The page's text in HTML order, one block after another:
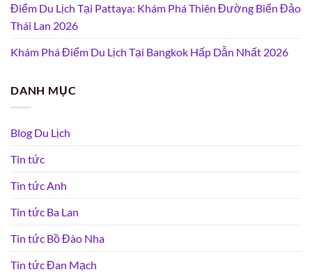
Điểm Du Lịch Tại Pattaya: Khám Phá Thiên Đường Biển Đảo
Thái Lan 2026
Khám Phá Điểm Du Lịch Tại Bangkok Hấp Dẫn Nhất 2026
DANH MỤC
Blog Du Lịch
Tin tức
Tin tức Anh
Tin tức Ba Lan
Tin tức Bồ Đào Nha
Tin tức Đan Mạch